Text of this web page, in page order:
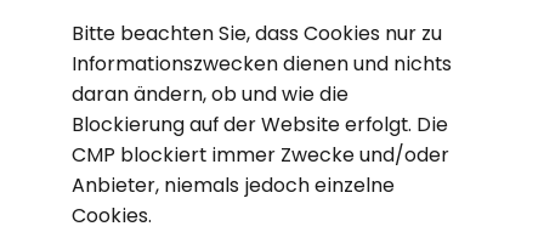
Bitte beachten Sie, dass Cookies nur zu
Informationszwecken dienen und nichts
daran ändern, ob und wie die
Blockierung auf der Website erfolgt. Die
CMP blockiert immer Zwecke und/oder
Anbieter, niemals jedoch einzelne
Cookies.